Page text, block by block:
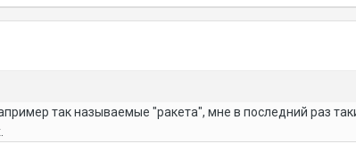
так называемые "ракета", мне в последний раз